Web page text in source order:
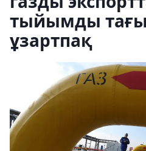
тыйымды
ұзартпақ